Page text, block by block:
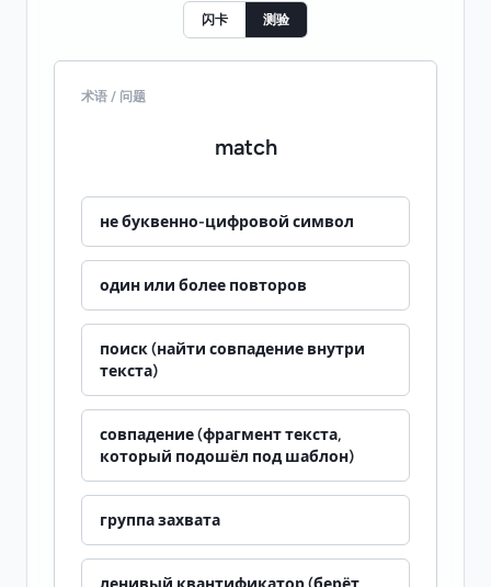
闪卡 测验
术语 / 问题
match
не буквенно-цифровой символ
один или более повторов
поиск (найти совпадение внутри
текста)
совпадение (фрагмент текста,
который подошёл под шаблон)
группа захвата
ленивый квантификатор (берёт